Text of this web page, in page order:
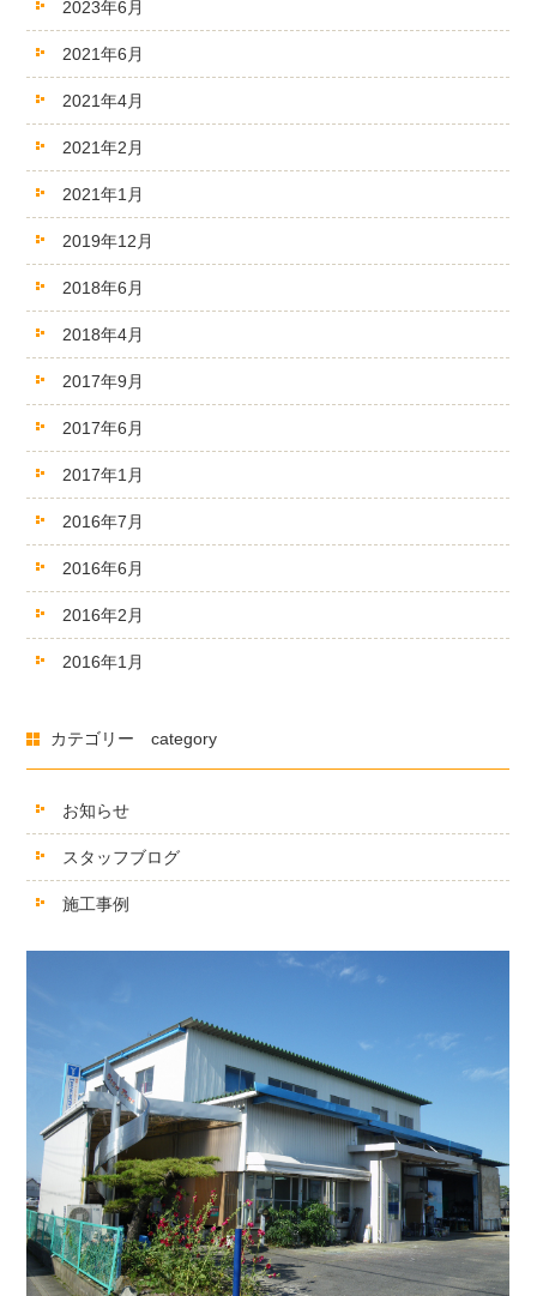
2023年6月
2021年6月
2021年4月
2021年2月
2021年1月
2019年12月
2018年6月
2018年4月
2017年9月
2017年6月
2017年1月
2016年7月
2016年6月
2016年2月
2016年1月
カテゴリー category
お知らせ
スタッフブログ
施工事例